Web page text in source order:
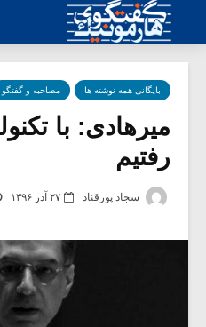
بایگانی همه نوشته ها مصاحبه و گفتگو
میرهادی: با
رفتیم
سجاد پورقناد ۲۷ آذر ۱۳۹۶